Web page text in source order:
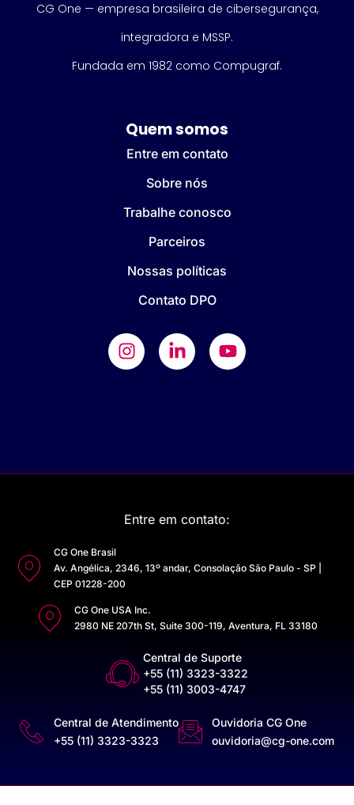
CG One — empresa brasileira de cibersegurança,
integradora e MSSP.
Fundada em 1982 como Compugraf.
Quem somos
Entre em contato
Sobre nós
Trabalhe conosco
Parceiros
Nossas políticas
Contato DPO
Entre em contato:
CG One Brasil
Av. Angélica, 2346, 13º andar, Consolação São Paulo - SP |
CEP 01228-200
CG One USA Inc.
2980 NE 207th St, Suite 300-119, Aventura, FL 33180
Central de Suporte
+55 (11) 3323-3322
+55 (11) 3003-4747
Central de Atendimento
+55 (11) 3323-3323
Ouvidoria CG One
ouvidoria@cg-one.com